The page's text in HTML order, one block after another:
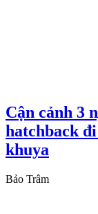
Cận cảnh 3
hatchback
khuya
Bảo Trâm